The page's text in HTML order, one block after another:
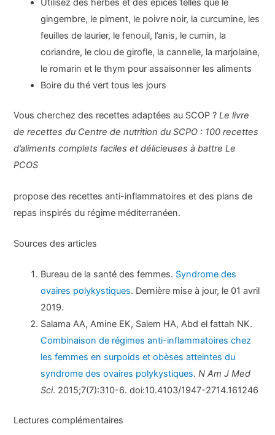
Utilisez des herbes et des épices telles que le
gingembre, le piment, le poivre noir, la curcumine, les
feuilles de laurier, le fenouil, l’anis, le cumin, la
coriandre, le clou de girofle, la cannelle, la marjolaine,
le romarin et le thym pour assaisonner les aliments
Boire du thé vert tous les jours
Vous cherchez des recettes adaptées au SCOP ?Le livre
de recettes du Centre de nutrition du SCPO : 100 recettes
d’aliments complets faciles et délicieuses à battre Le
PCOS
propose des recettes anti-inflammatoires et des plans de
repas inspirés du régime méditerranéen.
Sources des articles
Bureau de la santé des femmes. Syndrome des
ovaires polykystiques. Dernière mise à jour, le 01 avril
2019.
Salama AA, Amine EK, Salem HA, Abd el fattah NK.
Combinaison de régimes anti-inflammatoires chez
les femmes en surpoids et obèses atteintes du
syndrome des ovaires polykystiques.N Am J Med
Sci. 2015;7(7):310-6. doi:10.4103/1947-2714.161246
Lectures complémentaires